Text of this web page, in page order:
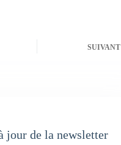
SUIVANT
jour de la newsletter